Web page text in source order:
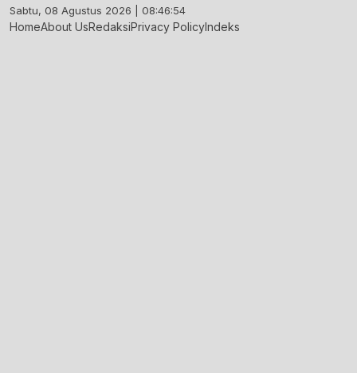
Skip
to
Sabtu, 08 Agustus 2026 | 08:46:54
HomeAbout UsRedaksiPrivacy PolicyIndeks